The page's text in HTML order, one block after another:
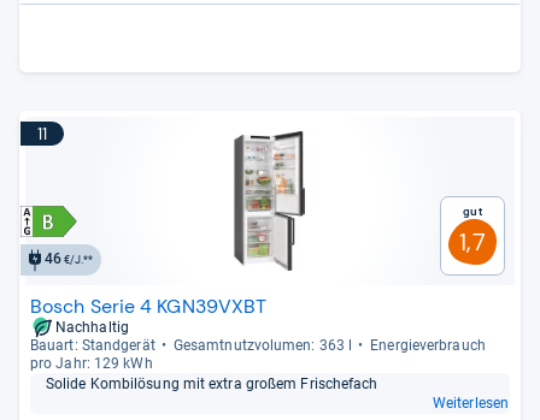
11
46€/J.**
Gut
1,7
Bosch Serie 4 KGN39VXBT
Nachhaltig
Bau­art: Stand­ge­rät
Gesamt­nutz­vo­lu­men: 363 l
Ener­gie­ver­brauch
pro Jahr: 129 kWh
Solide Kom­bi­lö­sung mit extra großem Fris­che­fach
Weiterlesen